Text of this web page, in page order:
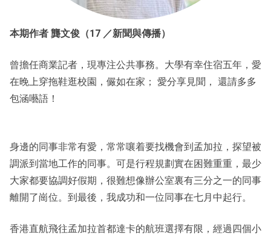
本期作者 龔文俊（17 ／新聞與傳播）
曾擔任商業記者，現專注公共事務。大學有幸住宿五年，愛
在晚上穿拖鞋逛校園，儼如在家； 愛分享見聞， 還請多多
包涵囈語！
身邊的同事非常有愛，常常嚷着要找機會到孟加拉，探望被
調派到當地工作的同事。可是行程規劃實在困難重重，最少
大家都要協調好假期，很難想像辦公室裏有三分之一的同事
離開了崗位。到最後，我成功和一位同事在七月中起行。
香港直航飛往孟加拉首都達卡的航班選擇有限，經過四個小